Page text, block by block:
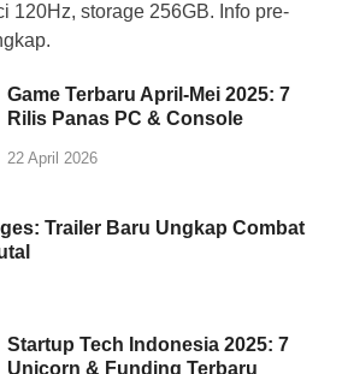
120Hz, storage 256GB. Info pre-
Game Terbaru April-Mei 2025: 7
Rilis Panas PC & Console
22 April 2026
Trailer Baru Ungkap Combat
Startup Tech Indonesia 2025: 7
Unicorn & Funding Terbaru